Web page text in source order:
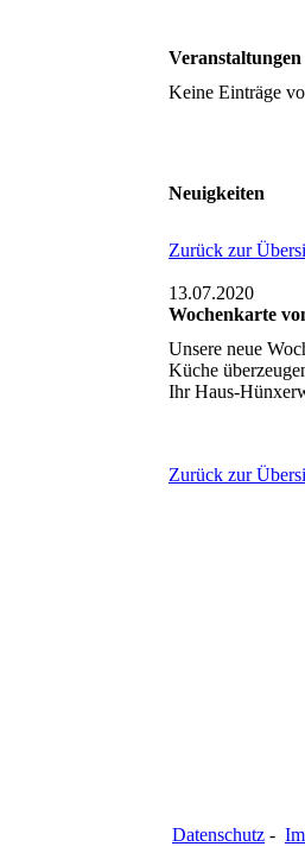
Veranstaltungen
Keine Einträge
Neuigkeiten
Zurück zur
13.07.2020
Wochenkarte
Unsere neue
Küche
Ihr Haus-
Zurück zur
Datenschutz -